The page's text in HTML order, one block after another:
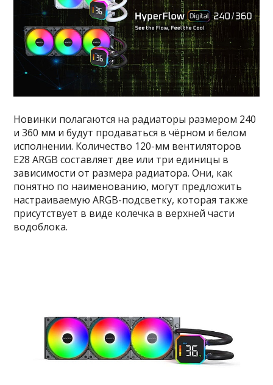
Новинки полагаются на радиаторы размером 240
и 360 мм и будут продаваться в чёрном и белом
исполнении. Количество 120-мм вентиляторов
E28 ARGB составляет две или три единицы в
зависимости от размера радиатора. Они, как
понятно по наименованию, могут предложить
настраиваемую ARGB-подсветку, которая также
присутствует в виде колечка в верхней части
водоблока.